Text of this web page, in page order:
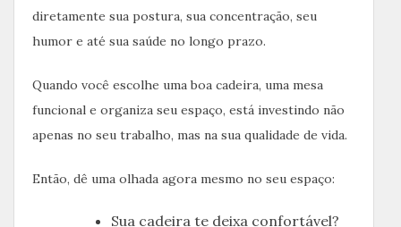
diretamente sua postura, sua concentração, seu
humor e até sua saúde no longo prazo.
Quando você escolhe uma boa cadeira, uma mesa
funcional e organiza seu espaço, está investindo não
apenas no seu trabalho, mas na sua qualidade de vida.
Então, dê uma olhada agora mesmo no seu espaço:
Sua cadeira te deixa confortável?